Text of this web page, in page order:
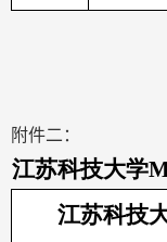
附件二：
江苏科技大学
江苏科技